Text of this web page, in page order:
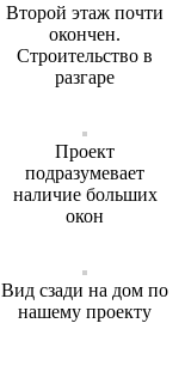
Второй этаж почти
окончен.
Строительство в
разгаре
Проект
подразумевает
наличие больших
окон
Вид сзади на дом по
нашему проекту